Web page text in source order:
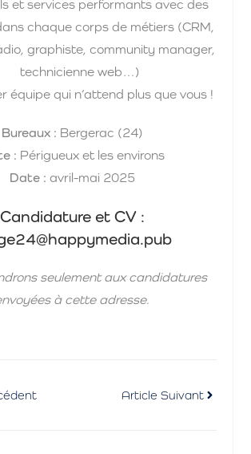
et services performants avec des
chaque corps de métiers (CRM,
graphiste, community manager,
technicienne web…)
équipe qui n’attend plus que vous !
Bureaux : Bergerac (24)
: Périgueux et les environs
Date : avril-mai 2025
Candidature et CV :
seulement aux candidatures
à cette adresse.
Article Suivant